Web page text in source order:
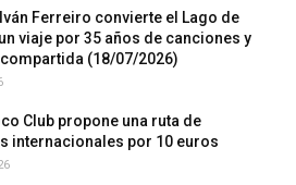
Ferreiro convierte el Lago de
viaje por 35 años de canciones y
(18/07/2026)
Club propone una ruta de
internacionales por 10 euros